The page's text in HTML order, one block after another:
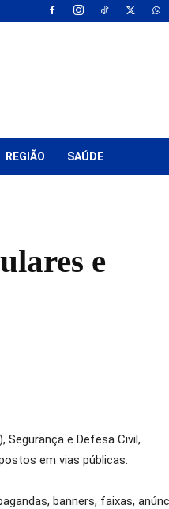
REGIÃO SAÚDE
e
e Defesa Civil,
em vias públicas.
banners, faixas,